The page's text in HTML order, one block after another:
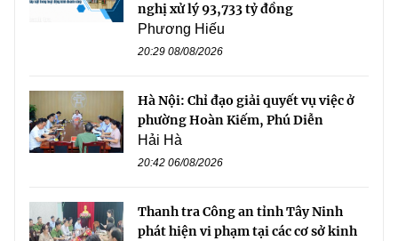
nghị xử lý 93,733 tỷ đồng
Phương Hiếu
20:29 08/08/2026
Hà Nội: Chỉ đạo giải quyết vụ việc ở
phường Hoàn Kiếm, Phú Diễn
Hải Hà
20:42 06/08/2026
Thanh tra Công an tỉnh Tây Ninh
phát hiện vi phạm tại các cơ sở kinh